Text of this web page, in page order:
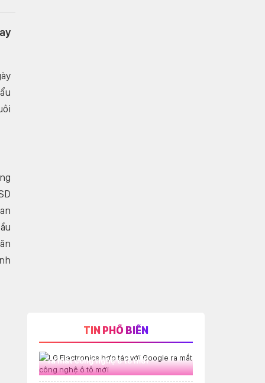
TIN PHỔ BIẾN
ra mắt công nghệ ô tô mới